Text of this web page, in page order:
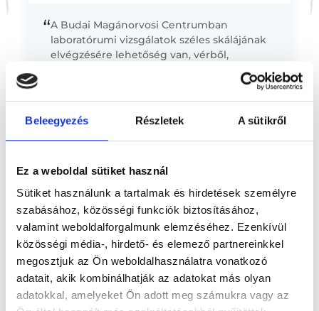
Beleegyezés Részletek A sütikről
Ez a weboldal sütiket használ
Sütiket használunk a tartalmak és hirdetések személyre
szabásához, közösségi funkciók biztosításához,
valamint weboldalforgalmunk elemzéséhez. Ezenkívül
közösségi média-, hirdető- és elemező partnereinkkel
megosztjuk az Ön weboldalhasználatra vonatkozó
adatait, akik kombinálhatják az adatokat más olyan
adatokkal, amelyeket Ön adott meg számukra vagy az
“A Budai Magánorvosi Centrumban
laboratórumi vizsgálatok széles skálájának
elvégzésére lehetőség van, vérből,
vizeletből vett minta alapján. Vérvizsgálat
esetén a vérvétel alapdíja 3200 forint,
ehhez adódik...
Előző* Szakorvos jelölt (rezidens): általános orvosi oklevéllel rendelkező
orvos, aki jogszabályok szerinti szakorvosi szakképesítés
megszerzésére irányuló képzésben vesz részt. Ezen orvosok által
felelősséggel tartozik és azt közvetlenül felügyeli az egészségügyi
szolgáltató szakorvosa az első részvizsgáig, utána pedig a
szakorvosjelölt önállóan láthat el feladatokat. A foglaljorvost.hu
felelősségét kizárja esetleges névazonosságért bármely szakorvos
és szakorvosjelölt esetén.
Főoldal Laboráns orvos
Post-Covid laborcsomag